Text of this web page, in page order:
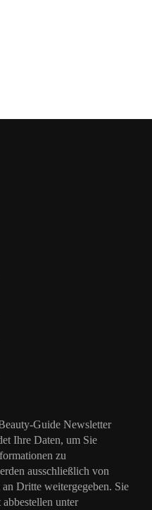
Guide Newsletter
Ihre Daten, um Sie
zu
ausschließlich von
Dritte weitergegeben. Sie
unter